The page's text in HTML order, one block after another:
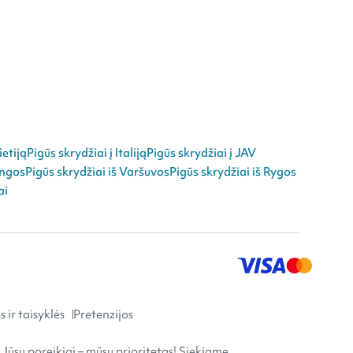
Pigūs skrydžiai į ItalijąPigūs skrydžiai į JAV
Pigūs skrydžiai iš VaršuvosPigūs skrydžiai iš Rygos
ir taisyklės Pretenzijos